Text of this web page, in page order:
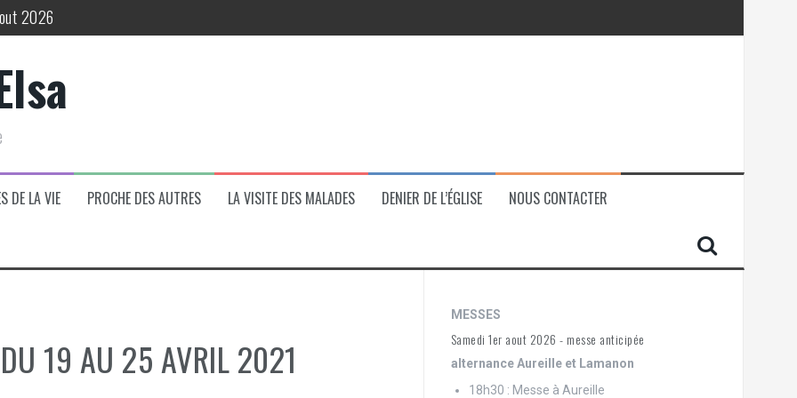
2026
DE LA VIE PROCHE DES AUTRES LA VISITE DES MALADES DENIER DE L’ÉGLISE NOUS CONTACTER
19 AU 25 AVRIL 2021
MESSES
Samedi 1er aout 2026 - messe anticipée
alternance Aureille et Lamanon
18h30 : Messe à Aureille